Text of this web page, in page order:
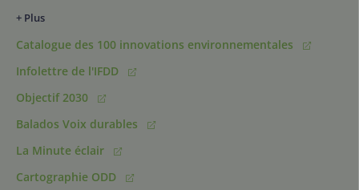
+ Plus
Catalogue des 100 innovations environnementales
Infolettre de l'IFDD
Objectif 2030
Balados Voix durables
La Minute éclair
Cartographie ODD